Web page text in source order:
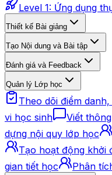
Level 1: Ứng dụng
Thiết kế Bài giảng
Tạo Nội dung và Bài tập
Đánh giá và Feedback
Quản lý Lớp học
Theo dõi điểm
vi học sinh
Viết
dựng nội quy lớp học
Tạo hoạt động khởi
gian tiết học
Phân